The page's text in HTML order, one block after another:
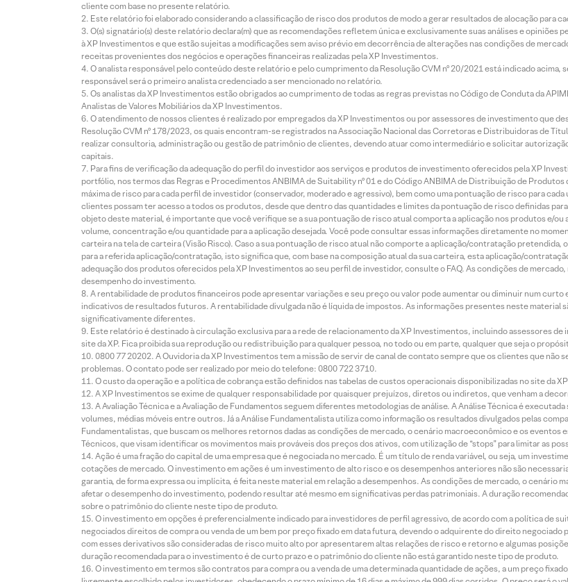
cliente com base no presente relatório.
Este relatório foi elaborado considerando a classificação de risco dos produtos de modo a gerar resultados de alocação para
O(s) signatário(s) deste relatório declara(m) que as recomendações refletem única e exclusivamente suas análises e opiniões
à XP Investimentos e que estão sujeitas a modificações sem aviso prévio em decorrência de alterações nas condições de
receitas provenientes dos negócios e operações financeiras realizadas pela XP Investimentos.
O analista responsável pelo conteúdo deste relatório e pelo cumprimento da Resolução CVM nº 20/2021 está indicado acima,
responsável será o primeiro analista credenciado a ser mencionado no relatório.
Os analistas da XP Investimentos estão obrigados ao cumprimento de todas as regras previstas no Código de Conduta da
Analistas de Valores Mobiliários da XP Investimentos.
O atendimento de nossos clientes é realizado por empregados da XP Investimentos ou por assessores de investimento que
Resolução CVM nº 178/2023, os quais encontram-se registrados na Associação Nacional das Corretoras e Distribuidoras de
realizar consultoria, administração ou gestão de patrimônio de clientes, devendo atuar como intermediário e solicitar
capitais.
Para fins de verificação da adequação do perfil do investidor aos serviços e produtos de investimento oferecidos pela XP
portfólio, nos termos das Regras e Procedimentos ANBIMA de Suitability nº 01 e do Código ANBIMA de Distribuição de
máxima de risco para cada perfil de investidor (conservador, moderado e agressivo), bem como uma pontuação de risco para
clientes possam ter acesso a todos os produtos, desde que dentro das quantidades e limites da pontuação de risco definidas
objeto deste material, é importante que você verifique se a sua pontuação de risco atual comporta a aplicação nos produtos e/
volume, concentração e/ou quantidade para a aplicação desejada. Você pode consultar essas informações diretamente no
carteira na tela de carteira (Visão Risco). Caso a sua pontuação de risco atual não comporte a aplicação/contratação
para a referida aplicação/contratação, isto significa que, com base na composição atual da sua carteira, esta aplicação/
adequação dos produtos oferecidos pela XP Investimentos ao seu perfil de investidor, consulte o FAQ. As condições de
desempenho do investimento.
A rentabilidade de produtos financeiros pode apresentar variações e seu preço ou valor pode aumentar ou diminuir num
indicativos de resultados futuros. A rentabilidade divulgada não é líquida de impostos. As informações presentes neste material
significativamente diferentes.
Este relatório é destinado à circulação exclusiva para a rede de relacionamento da XP Investimentos, incluindo assessores
site da XP. Fica proibida sua reprodução ou redistribuição para qualquer pessoa, no todo ou em parte, qualquer que seja o
0800 77 20202. A Ouvidoria da XP Investimentos tem a missão de servir de canal de contato sempre que os clientes que não
problemas. O contato pode ser realizado por meio do telefone: 0800 722 3710.
O custo da operação e a política de cobrança estão definidos nas tabelas de custos operacionais disponibilizadas no site da
A XP Investimentos se exime de qualquer responsabilidade por quaisquer prejuízos, diretos ou indiretos, que venham a
A Avaliação Técnica e a Avaliação de Fundamentos seguem diferentes metodologias de análise. A Análise Técnica é
volumes, médias móveis entre outros. Já a Análise Fundamentalista utiliza como informação os resultados divulgados pelas
Fundamentalistas, que buscam os melhores retornos dadas as condições de mercado, o cenário macroeconômico e os
Técnicos, que visam identificar os movimentos mais prováveis dos preços dos ativos, com utilização de “stops” para limitar as
Ação é uma fração do capital de uma empresa que é negociada no mercado. É um título de renda variável, ou seja, um
cotações de mercado. O investimento em ações é um investimento de alto risco e os desempenhos anteriores não são
garantia, de forma expressa ou implícita, é feita neste material em relação a desempenhos. As condições de mercado, o
afetar o desempenho do investimento, podendo resultar até mesmo em significativas perdas patrimoniais. A duração
sobre o patrimônio do cliente neste tipo de produto.
O investimento em opções é preferencialmente indicado para investidores de perfil agressivo, de acordo com a política de
negociados direitos de compra ou venda de um bem por preço fixado em data futura, devendo o adquirente do direito
com esses derivativos são consideradas de risco muito alto por apresentarem altas relações de risco e retorno e algumas
duração recomendada para o investimento é de curto prazo e o patrimônio do cliente não está garantido neste tipo de produto.
O investimento em termos são contratos para compra ou a venda de uma determinada quantidade de ações, a um preço